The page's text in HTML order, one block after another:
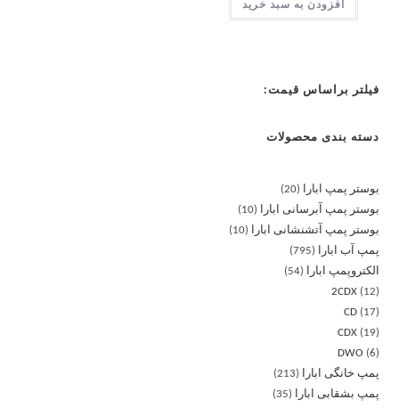
افزودن به سبد خرید
فیلتر براساس قیمت:
دسته بندی محصولات
بوستر پمپ ابارا
20
بوستر پمپ آبرسانی ابارا
10
بوستر پمپ آتشنشانی ابارا
10
پمپ آب ابارا
795
الکتروپمپ ابارا
54
2CDX
12
CD
17
CDX
19
DWO
6
پمپ خانگی ابارا
213
پمپ بشقابی ابارا
35